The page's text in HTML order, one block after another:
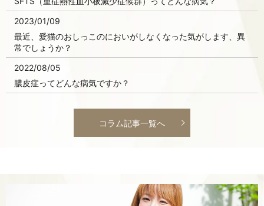
2023/01/09
最近、愛猫のおしっこのにおいがしなくなった気がします、異
常でしょうか？
2022/08/05
膿皮症ってどんな病気ですか？
コラム記事一覧へ